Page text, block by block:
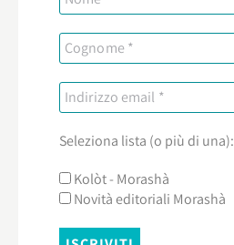
Seleziona lista (o più di una):
Kolòt - Morashà
Novità editoriali Morashà